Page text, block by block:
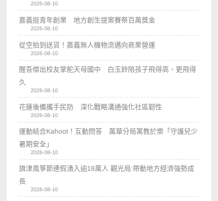
2026-08-10
嘉義挺青年創業 地方創生提案賽祭百萬獎金
2026-08-10
從空拍到送貨！嘉義無人機物流邁向商業營運
2026-08-10
醒吾傑出校友掌舵天母國中 白玉鈴陪孩子飛得高、更飛得
久
2026-08-10
花蓮後備攜手民防 深化戰略溝通強化社區韌性
2026-08-10
運動結合Kahoot！互動問答 萬華分局寓教於樂「守護兒少
暑期安全」
2026-08-10
旗津風箏節連假湧入逾18萬人 觀光局:帶動地方經濟強勢成
長
2026-08-10